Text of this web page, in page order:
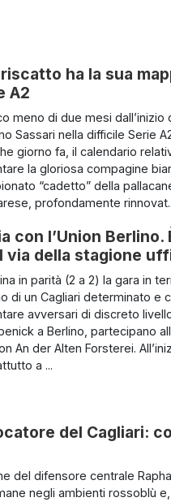
ha la sua
A2
meno di due mesi dall’inizio
Sassari nella difficile Serie
giorno fa, il calendario
la gloriosa compagine
“cadetto” della
profondamente
con l’Union Berlino.
via della stagione
in parità (2 a 2) la gara in
di un Cagliari determinato e
avversari di discreto
a Berlino, partecipano
An der Alten Forsterei.
a ...
del Cagliari:
del difensore centrale
negli ambienti rossoblù